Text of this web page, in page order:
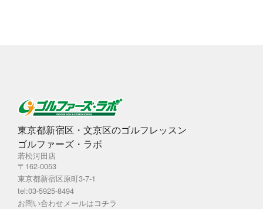
東京都新宿区・文京区のゴルフレッスン
ゴルファーズ・ラボ
若松河田店
〒162-0053
東京都新宿区原町3-7-1
tel:03-5925-8494
お問い合わせメールはコチラ